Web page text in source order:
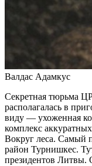
Валдас Адамкус
Секретная тюрьма
располагалась в
виду — ухоженная
комплекс
Вокруг леса. Самый
район Турнишкес.
президентов Литвы.